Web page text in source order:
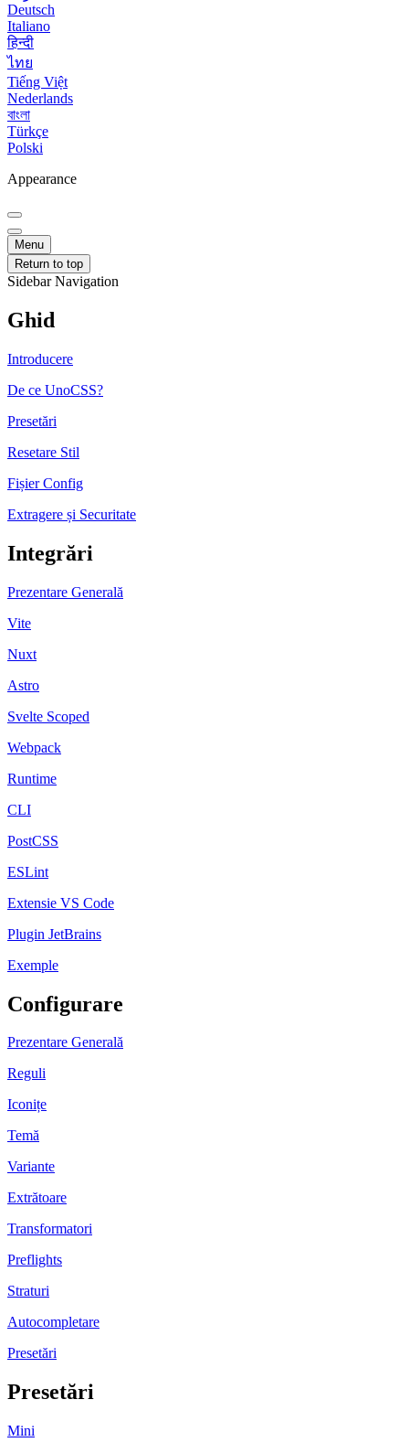
Deutsch
Italiano
हिन्दी
ไทย
Tiếng Việt
Nederlands
বাংলা
Türkçe
Polski
Appearance
Menu
Return to top
Sidebar Navigation
Ghid
Introducere
De ce UnoCSS?
Presetări
Resetare Stil
Fișier Config
Extragere și Securitate
Integrări
Prezentare Generală
Vite
Nuxt
Astro
Svelte Scoped
Webpack
Runtime
CLI
PostCSS
ESLint
Extensie VS Code
Plugin JetBrains
Exemple
Configurare
Prezentare Generală
Reguli
Iconițe
Temă
Variante
Extrătoare
Transformatori
Preflights
Straturi
Autocompletare
Presetări
Presetări
Mini